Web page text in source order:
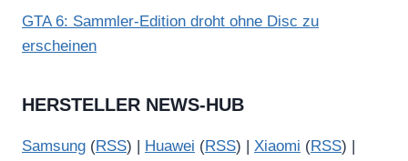
GTA 6: Sammler-Edition droht ohne Disc zu
erscheinen
HERSTELLER NEWS-HUB
Samsung (RSS) | Huawei (RSS) | Xiaomi (RSS) |